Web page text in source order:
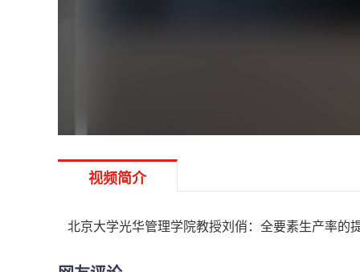
视频简介
北京大学光华管理学院教授刘俏：全要素生产率的